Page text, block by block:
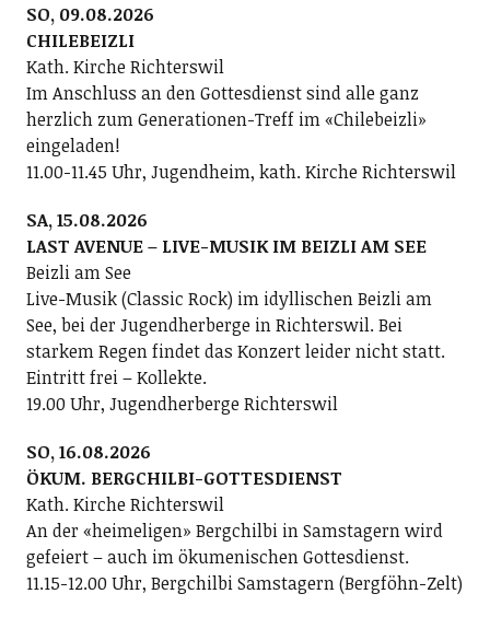
SO, 09.08.2026
CHILEBEIZLI
Kath. Kirche Richterswil
Im Anschluss an den Gottesdienst sind alle ganz
herzlich zum Generationen-Treff im «Chilebeizli»
eingeladen!
11.00-11.45 Uhr, Jugendheim, kath. Kirche Richterswil
SA, 15.08.2026
LAST AVENUE – LIVE-MUSIK IM BEIZLI AM SEE
Beizli am See
Live-Musik (Classic Rock) im idyllischen Beizli am
See, bei der Jugendherberge in Richterswil. Bei
starkem Regen findet das Konzert leider nicht statt.
Eintritt frei – Kollekte.
19.00 Uhr, Jugendherberge Richterswil
SO, 16.08.2026
ÖKUM. BERGCHILBI-GOTTESDIENST
Kath. Kirche Richterswil
An der «heimeligen» Bergchilbi in Samstagern wird
gefeiert – auch im ökumenischen Gottesdienst.
11.15-12.00 Uhr, Bergchilbi Samstagern (Bergföhn-Zelt)